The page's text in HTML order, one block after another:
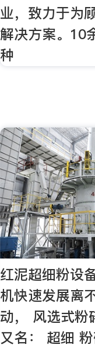
业，致力于为
解决方案。10
种
红泥超细粉设
机快速发展离
动， 风选式粉
又名： 超细